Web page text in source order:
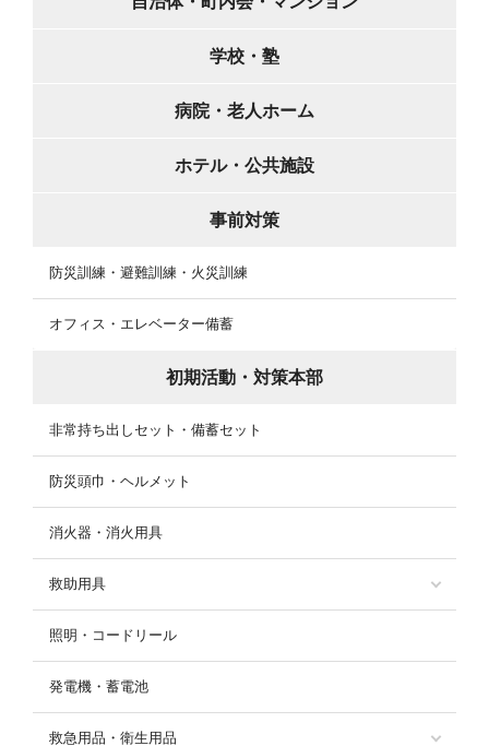
学校・塾
病院・老人ホーム
ホテル・公共施設
事前対策
防災訓練・避難訓練・火災訓練
オフィス・エレベーター備蓄
初期活動・対策本部
非常持ち出しセット・備蓄セット
防災頭巾・ヘルメット
消火器・消火用具
救助用具
照明・コードリール
発電機・蓄電池
救急用品・衛生用品